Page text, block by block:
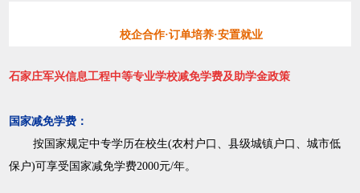
校企合作·订单培养·安置就业
石家庄军兴信息工程中等专业学校减免学费及助学金政策
国家减免学费：
按国家规定中专学历在校生(农村户口、县级城镇户口、城市低
保户)可享受国家减免学费2000元/年。